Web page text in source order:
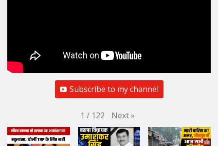
Subscribe to my channel
1 / 122 Next»